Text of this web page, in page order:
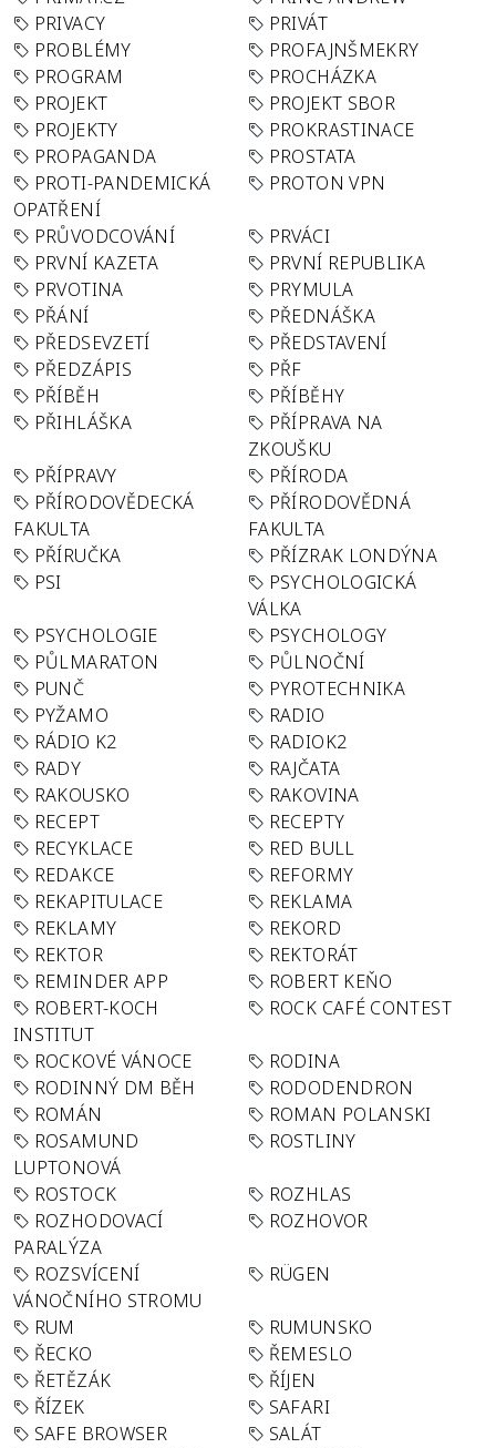
PRIVACY
PRIVÁT
PROBLÉMY
PROFAJNŠMEKRY
PROGRAM
PROCHÁZKA
PROJEKT
PROJEKT SBOR
PROJEKTY
PROKRASTINACE
PROPAGANDA
PROSTATA
PROTI-PANDEMICKÁ
OPATŘENÍ
PROTON VPN
PRŮVODCOVÁNÍ
PRVÁCI
PRVNÍ KAZETA
PRVNÍ REPUBLIKA
PRVOTINA
PRYMULA
PŘÁNÍ
PŘEDNÁŠKA
PŘEDSEVZETÍ
PŘEDSTAVENÍ
PŘEDZÁPIS
PŘF
PŘÍBĚH
PŘÍBĚHY
PŘIHLÁŠKA
PŘÍPRAVA NA
ZKOUŠKU
PŘÍPRAVY
PŘÍRODA
PŘÍRODOVĚDECKÁ
FAKULTA
PŘÍRODOVĚDNÁ
FAKULTA
PŘÍRUČKA
PŘÍZRAK LONDÝNA
PSI
PSYCHOLOGICKÁ
VÁLKA
PSYCHOLOGIE
PSYCHOLOGY
PŮLMARATON
PŮLNOČNÍ
PUNČ
PYROTECHNIKA
PYŽAMO
RADIO
RÁDIO K2
RADIOK2
RADY
RAJČATA
RAKOUSKO
RAKOVINA
RECEPT
RECEPTY
RECYKLACE
RED BULL
REDAKCE
REFORMY
REKAPITULACE
REKLAMA
REKLAMY
REKORD
REKTOR
REKTORÁT
REMINDER APP
ROBERT KEŇO
ROBERT-KOCH
INSTITUT
ROCK CAFÉ CONTEST
ROCKOVÉ VÁNOCE
RODINA
RODINNÝ DM BĚH
RODODENDRON
ROMÁN
ROMAN POLANSKI
ROSAMUND
LUPTONOVÁ
ROSTLINY
ROSTOCK
ROZHLAS
ROZHODOVACÍ
PARALÝZA
ROZHOVOR
ROZSVÍCENÍ
VÁNOČNÍHO STROMU
RÜGEN
RUM
RUMUNSKO
ŘECKO
ŘEMESLO
ŘETĚZÁK
ŘÍJEN
ŘÍZEK
SAFARI
SAFE BROWSER
SALÁT